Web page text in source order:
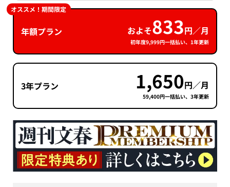
年額プラン およそ833円／月
初年度9,999円一括払い、1年更新
オススメ！期間限定
3年プラン 1,650円／月
59,400円一括払い、3年更新